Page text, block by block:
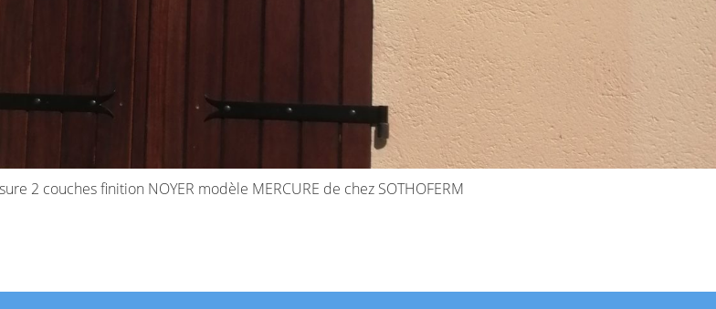
2 couches finition NOYER modèle MERCURE de chez SOTHOFERM